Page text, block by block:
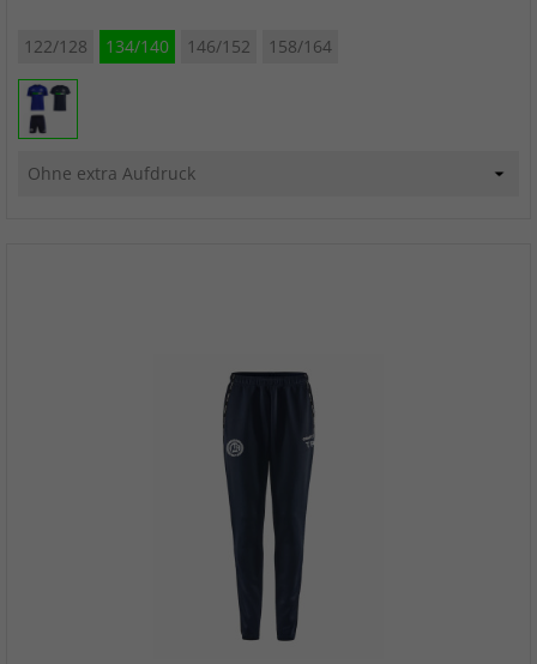
122/128 134/140 146/152 158/164